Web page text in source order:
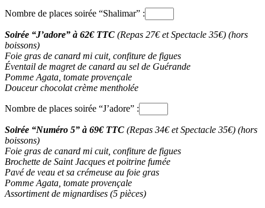
Nombre de places soirée “Shalimar” :
Soirée “J’adore” à 62€ TTC (Repas 27€ et Spectacle 35€) (hors
boissons)
Foie gras de canard mi cuit, confiture de figues
Éventail de magret de canard au sel de Guérande
Pomme Agata, tomate provençale
Douceur chocolat crème mentholée
Nombre de places soirée “J’adore” :
Soirée “Numéro 5” à 69€ TTC (Repas 34€ et Spectacle 35€) (hors
boissons)
Foie gras de canard mi cuit, confiture de figues
Brochette de Saint Jacques et poitrine fumée
Pavé de veau et sa crémeuse au foie gras
Pomme Agata, tomate provençale
Assortiment de mignardises (5 pièces)